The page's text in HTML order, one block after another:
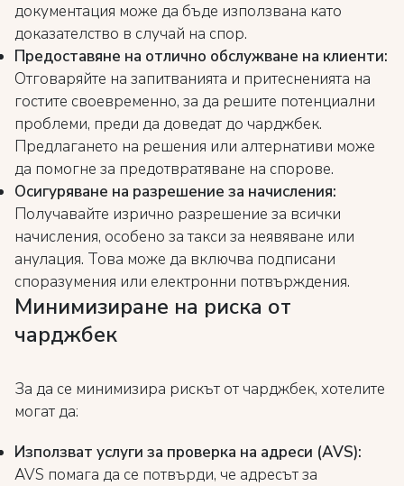
документация може да бъде използвана като
доказателство в случай на спор.
Предоставяне на отлично обслужване на клиенти:
Отговаряйте на запитванията и притесненията на
гостите своевременно, за да решите потенциални
проблеми, преди да доведат до чарджбек.
Предлагането на решения или алтернативи може
да помогне за предотвратяване на спорове.
Осигуряване на разрешение за начисления:
Получавайте изрично разрешение за всички
начисления, особено за такси за неявяване или
анулация. Това може да включва подписани
споразумения или електронни потвърждения.
Минимизиране на риска от
чарджбек
За да се минимизира рискът от чарджбек, хотелите
могат да:
Използват услуги за проверка на адреси (AVS):
AVS помага да се потвърди, че адресът за